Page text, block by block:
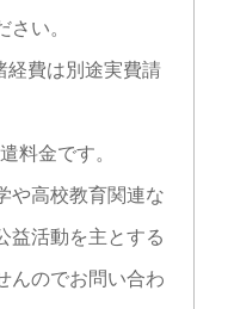
い。
費は別途実費請
料金です。
や高校教育関連な
益活動を主とする
んのでお問い合わ